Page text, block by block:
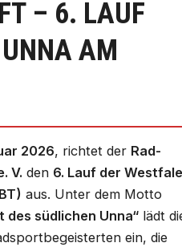
– 6. LAUF
AM
2026, richtet der Rad-
V. den 6. Lauf der
aus. Unter dem Motto
des südlichen Unna“lädt
ein, die